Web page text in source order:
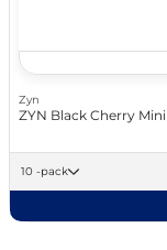
Zyn
ZYN Black Cherry
10 -pack